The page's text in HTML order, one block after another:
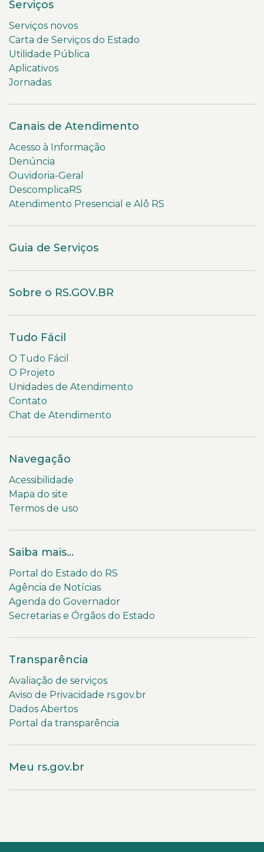
Serviços
Serviços novos
Carta de Serviços do Estado
Utilidade Pública
Aplicativos
Jornadas
Canais de Atendimento
Acesso à Informação
Denúncia
Ouvidoria-Geral
DescomplicaRS
Atendimento Presencial e Alô RS
Guia de Serviços
Sobre o RS.GOV.BR
Tudo Fácil
O Tudo Fácil
O Projeto
Unidades de Atendimento
Contato
Chat de Atendimento
Navegação
Acessibilidade
Mapa do site
Termos de uso
Saiba mais...
Portal do Estado do RS
Agência de Notícias
Agenda do Governador
Secretarias e Órgãos do Estado
Transparência
Avaliação de serviços
Aviso de Privacidade rs.gov.br
Dados Abertos
Portal da transparência
Meu rs.gov.br